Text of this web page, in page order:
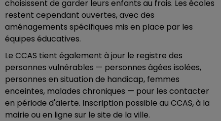
choisissent de garder leurs enfants au frais. Les écoles
restent cependant ouvertes, avec des
aménagements spécifiques mis en place par les
équipes éducatives.
Le CCAS tient également à jour le registre des
personnes vulnérables — personnes âgées isolées,
personnes en situation de handicap, femmes
enceintes, malades chroniques — pour les contacter
en période d'alerte. Inscription possible au CCAS, à la
mairie ou en ligne sur le site de la ville.